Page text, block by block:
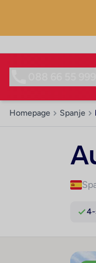
Homepage Spanje
4-